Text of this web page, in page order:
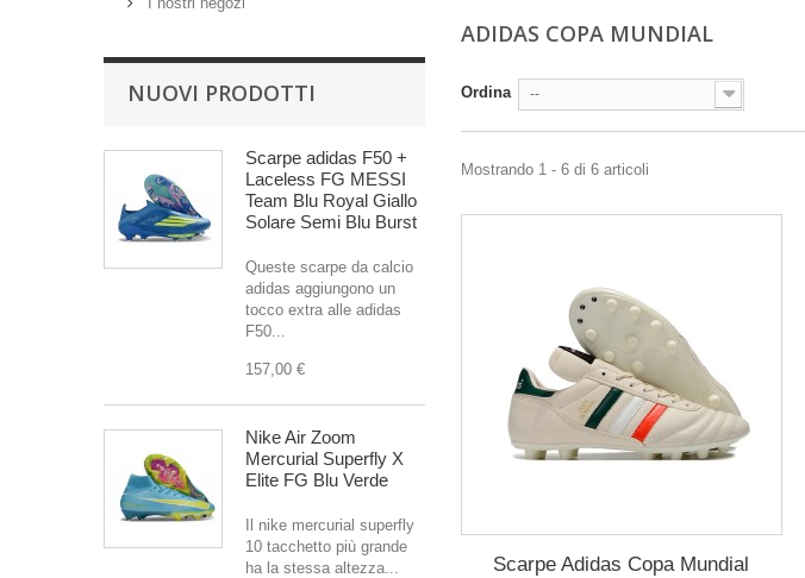
NUOVI PRODOTTI
Scarpe adidas F50 +
Laceless FG MESSI
Team Blu Royal Giallo
Solare Semi Blu Burst
Queste scarpe da calcio
adidas aggiungono un
tocco extra alle adidas
F50...
157,00 €
Nike Air Zoom
Mercurial Superfly X
Elite FG Blu Verde
Il nike mercurial superfly
10 tacchetto più grande
ha la stessa altezza...
ADIDAS COPA MUNDIAL
Ordina --
Mostrando 1 - 6 di 6 articoli
Scarpe Adidas Copa Mundial